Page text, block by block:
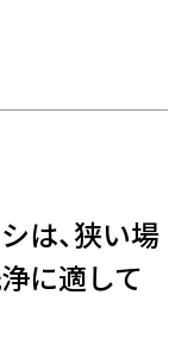
は、狭い場
に適して